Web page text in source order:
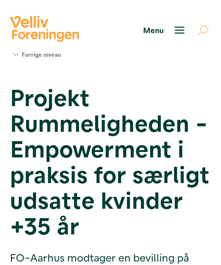
Værktøjer
og viden
Om Velliv
Foreningen
os
Forrige niveau
Projekt
Rummeligheden -
Empowerment i
praksis for særligt
udsatte kvinder
+35 år
FO-Aarhus modtager en bevilling på